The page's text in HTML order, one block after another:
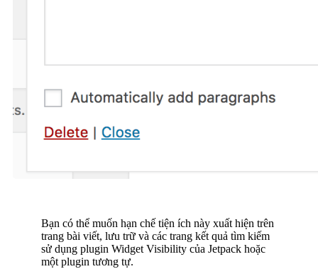
Bạn có thể muốn hạn chế tiện ích này xuất hiện trên
trang bài viết, lưu trữ và các trang kết quả tìm kiếm
sử dụng plugin Widget Visibility của Jetpack hoặc
một plugin tương tự.